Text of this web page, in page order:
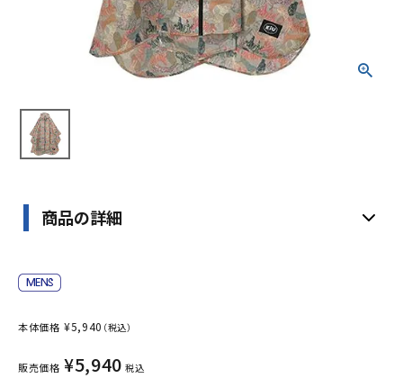
特定商取引法
商品の詳細
本体価格 ¥5,940 （税込）
販売価格 ¥5,940 税込